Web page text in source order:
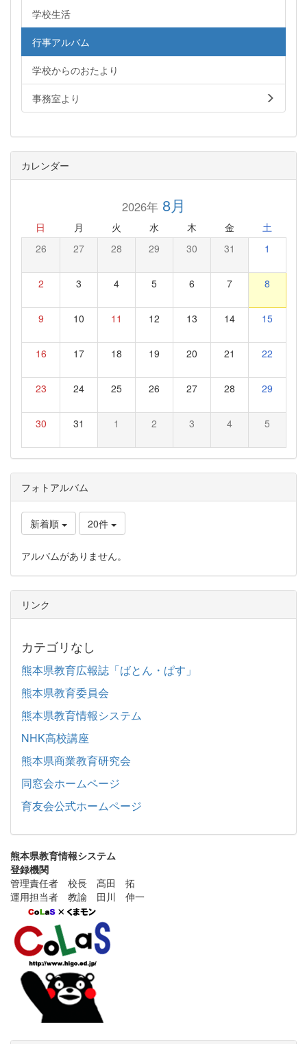
学校生活
行事アルバム
学校からのおたより
事務室より
カレンダー
2026年8月
日 月 火 水 木 金 土
26 27 28 29 30 31 1
2 3 4 5 6 7 8
9 10 11 12 13 14 15
16 17 18 19 20 21 22
23 24 25 26 27 28 29
30 31 1 2 3 4 5
フォトアルバム
新着順 20件
アルバムがありません。
リンク
カテゴリなし
熊本県教育広報誌「ばとん・ぱす」
熊本県教育委員会
熊本県教育情報システム
NHK高校講座
熊本県商業教育研究会
同窓会ホームページ
育友会公式ホームページ
熊本県教育情報システム
登録機関
管理責任者 校長 髙田 拓
運用担当者 教諭 田川 伸一